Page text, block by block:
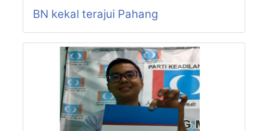
P86-N24
LUIT
P86-N25
KUALA SENTUL
CHENOR
JENDERAK
KERDAU
JENGKA
MENTAKAB
LANCHANG
BN kekal terajui Pahang